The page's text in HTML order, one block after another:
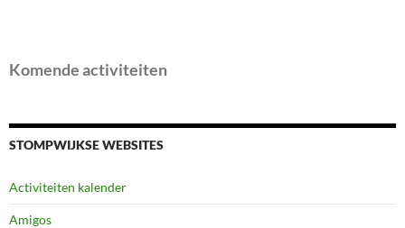
Komende activiteiten
STOMPWIJKSE WEBSITES
Activiteiten kalender
Amigos